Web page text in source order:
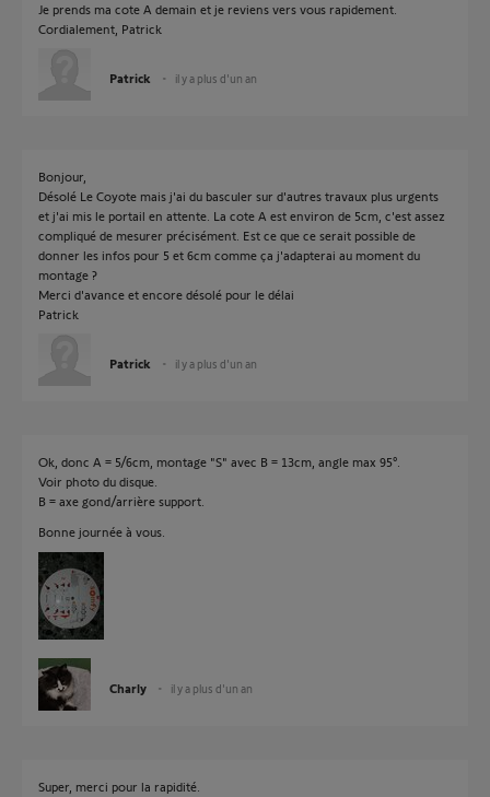
Je prends ma cote A demain et je reviens vers vous rapidement.
Cordialement, Patrick
Patrick il y a plus d'un an
Bonjour,
Désolé Le Coyote mais j'ai du basculer sur d'autres travaux plus urgents
et j'ai mis le portail en attente. La cote A est environ de 5cm, c'est assez
compliqué de mesurer précisément. Est ce que ce serait possible de
donner les infos pour 5 et 6cm comme ça j'adapterai au moment du
montage ?
Merci d'avance et encore désolé pour le délai
Patrick
Patrick il y a plus d'un an
Ok, donc A = 5/6cm, montage "S" avec B = 13cm, angle max 95°.
Voir photo du disque.
B = axe gond/arrière support.
Bonne journée à vous.
Charly il y a plus d'un an
Super, merci pour la rapidité.